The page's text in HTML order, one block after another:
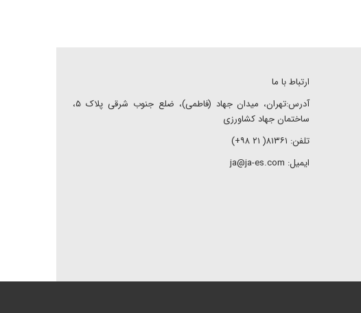
ارتباط با ما
آدرس:تهران، میدان جهاد (فاطمی)، ضلع جنوب شرقی پلاک ۵،
ساختمان جهاد کشاورزی
تلفن: ۸۱۳۶۱( ۲۱ ۹۸+)
ایمیل: ja@ja-es.com